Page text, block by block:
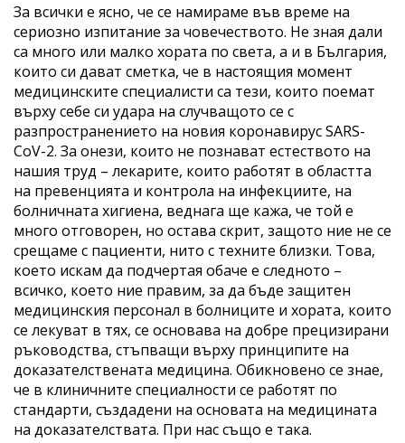
За всички е ясно, че се намираме във време на
сериозно изпитание за човечеството. Не зная дали
са много или малко хората по света, а и в България,
които си дават сметка, че в настоящия момент
медицинските специалисти са тези, които поемат
върху себе си удара на случващото се с
разпространението на новия коронавирус SARS-
CoV-2. За онези, които не познават естеството на
нашия труд – лекарите, които работят в областта
на превенцията и контрола на инфекциите, на
болничната хигиена, веднага ще кажа, че той е
много отговорен, но остава скрит, защото ние не се
срещаме с пациенти, нито с техните близки. Това,
което искам да подчертая обаче е следното –
всичко, което ние правим, за да бъде защитен
медицинския персонал в болниците и хората, които
се лекуват в тях, се основава на добре прецизирани
ръководства, стъпващи върху принципите на
доказателствената медицина. Обикновено се знае,
че в клиничните специалности се работят по
стандарти, създадени на основата на медицината
на доказателствата. При нас също е така.